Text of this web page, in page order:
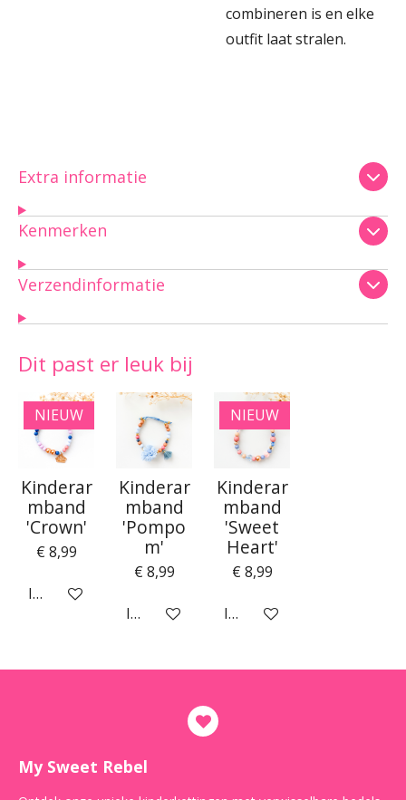
combineren is en elke
outfit laat stralen.
Extra informatie
Kenmerken
Verzendinformatie
Dit past er leuk bij
NIEUW
Kinderar
mband
'Crown'
€ 8,99
In winkelwagen
Kinderar
mband
'Pompo
m'
€ 8,99
In winkelwagen
NIEUW
Kinderar
mband
'Sweet
Heart'
€ 8,99
In winkelwagen
My Sweet Rebel